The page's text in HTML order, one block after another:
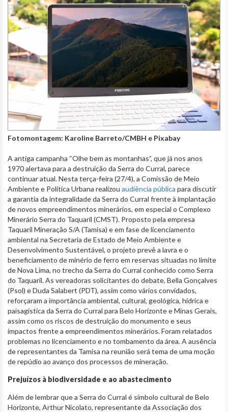
Fotomontagem: Karoline Barreto/CMBH e Pixabay
A antiga campanha “Olhe bem as montanhas”, que já nos anos
1970 alertava para a destruição da Serra do Curral, parece
continuar atual. Nesta terça-feira (27/4), a Comissão de Meio
Ambiente e Política Urbana realizou audiência pública para discutir
a garantia da integralidade da Serra do Curral frente à implantação
de novos empreendimentos minerários, em especial o Complexo
Minerário Serra do Taquaril (CMST). Proposto pela empresa
Taquaril Mineração S/A (Tamisa) e em fase de licenciamento
ambiental na Secretaria de Estado de Meio Ambiente e
Desenvolvimento Sustentável, o projeto prevê a lavra e o
beneficiamento de minério de ferro em reservas situadas no limite
de Nova Lima, no trecho da Serra do Curral conhecido como Serra
do Taquaril. As vereadoras solicitantes do debate, Bella Gonçalves
(Psol) e Duda Salabert (PDT), assim como vários convidados,
reforçaram a importância ambiental, cultural, geológica, hídrica e
paisagística da Serra do Curral para Belo Horizonte e Minas Gerais,
assim como os riscos de destruição do monumento e seus
impactos frente a empreendimentos minerários. Foram relatados
problemas no licenciamento e no tombamento da área. A ausência
de representantes da Tamisa na reunião será tema de uma moção
de repúdio ao avanço dos processos de mineração.
Prejuízos à biodiversidade e ao abastecimento
Além de lembrar que a Serra do Curral é símbolo cultural de Belo
Horizonte, Arthur Nicolato, representante da Associação dos